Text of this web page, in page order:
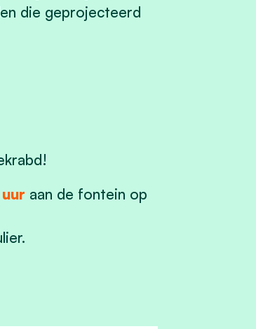
die geprojecteerd
aan de fontein op